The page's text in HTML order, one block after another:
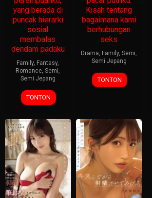
yang berada di
puncak hierarki
sosial
membalas
dendam padaku
Family, Fantasy,
Romance,Semi,
Semi Jepang
TONTON
Kisah tentang
bagaimana kami
berhubungan
seks
Drama, Family,Semi,
Semi Jepang
TONTON